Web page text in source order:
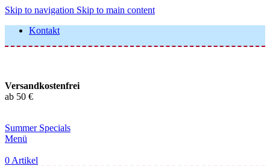
Skip to navigation Skip to main content
Kontakt
Versandkostenfrei
ab 50 €
Summer Specials
Menü
0 Artikel